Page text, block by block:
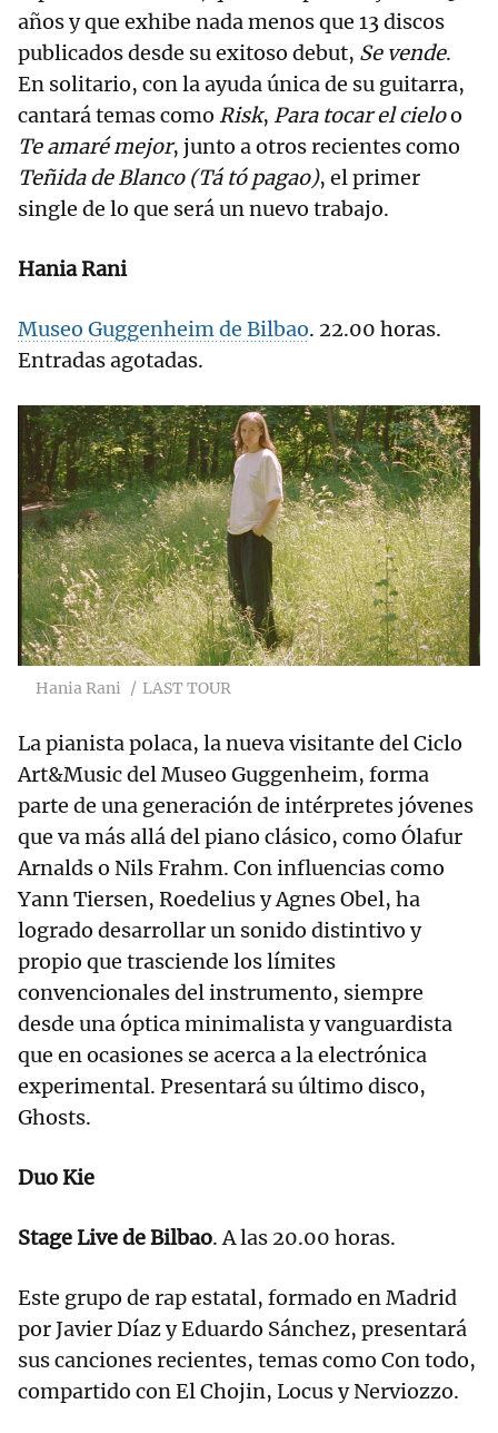
años y que exhibe nada menos que 13 discos
publicados desde su exitoso debut, Se vende.
En solitario, con la ayuda única de su guitarra,
cantará temas como Risk, Para tocar el cieloo
Te amaré mejor, junto a otros recientes como
Teñida de Blanco (Tá tó pagao), el primer
single de lo que será un nuevo trabajo.
Hania Rani
Museo Guggenheim de Bilbao. 22.00 horas.
Entradas agotadas.
Hania Rani LAST TOUR
La pianista polaca, la nueva visitante del Ciclo
Art&Music del Museo Guggenheim, forma
parte de una generación de intérpretes jóvenes
que va más allá del piano clásico, como Ólafur
Arnalds o Nils Frahm. Con influencias como
Yann Tiersen, Roedelius yAgnes Obel, ha
logrado desarrollar un sonido distintivo y
propio que trasciende los límites
convencionales del instrumento, siempre
desde una óptica minimalista y vanguardista
que en ocasiones se acerca a la electrónica
experimental. Presentará su último disco,
Ghosts.
Duo Kie
Stage Live de Bilbao. A las 20.00 horas.
Este grupo de rap estatal, formado en Madrid
por Javier Díaz y Eduardo Sánchez, presentará
sus canciones recientes, temas como Con todo,
compartido con El Chojin, Locus y Nerviozzo.